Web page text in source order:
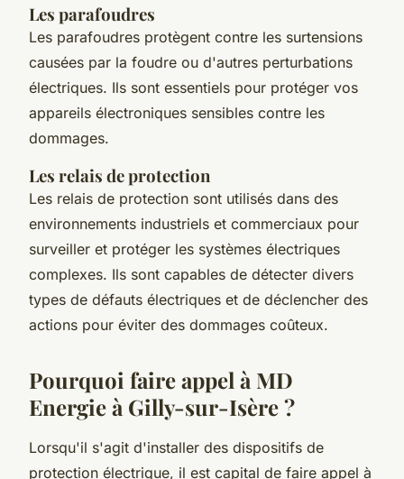
Les parafoudres
Les parafoudres protègent contre les surtensions
causées par la foudre ou d'autres perturbations
électriques. Ils sont essentiels pour protéger vos
appareils électroniques sensibles contre les
dommages.
Les relais de protection
Les relais de protection sont utilisés dans des
environnements industriels et commerciaux pour
surveiller et protéger les systèmes électriques
complexes. Ils sont capables de détecter divers
types de défauts électriques et de déclencher des
actions pour éviter des dommages coûteux.
Pourquoi faire appel à MD
Energie à Gilly-sur-Isère ?
Lorsqu'il s'agit d'installer des dispositifs de
protection électrique, il est capital de faire appel à